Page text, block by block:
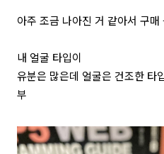
아주 조금 나아진 거 같아서 구매
내 얼굴 타입이
유분은 많은데 얼굴은 건조한 타
부